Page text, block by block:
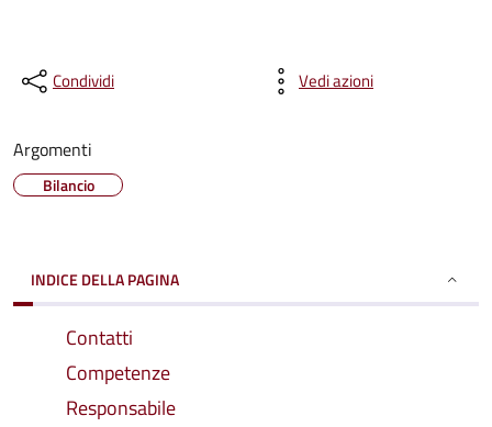
Condividi Vedi azioni
Argomenti
Bilancio
INDICE DELLA PAGINA
Contatti
Competenze
Responsabile